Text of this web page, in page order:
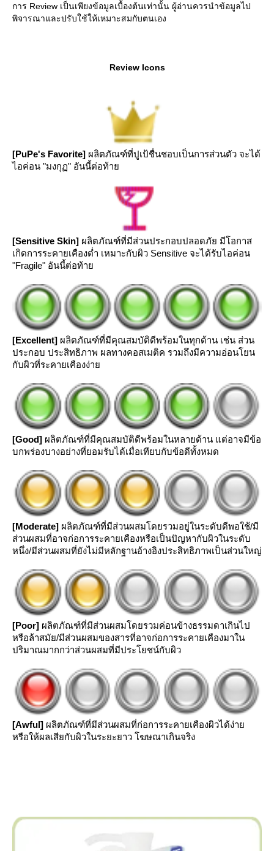
การ Review เป็นเพียงข้อมูลเบื้องต้นเท่านั้น ผู้อ่านควรนำข้อมูลไป
พิจารณาและปรับใช้ให้เหมาะสมกับตนเอง
Review Icons
[PuPe's Favorite] ผลิตภัณฑ์ที่ปูเป้ชื่นชอบเป็นการส่วนตัว จะได้
ไอค่อน "มงกุฏ" อันนี้ต่อท้า
[Sensitive Skin] ผลิตภัณฑ์ที่มีส่วนประกอบปลอดภัย มีโอกาส
เกิดการระคายเคืองต่ำ เหมาะกับผิว Sensitive จะได้รับไอค่อน
"Fragile" อันนี้ต่อท้า
[Excellent] ผลิตภัณฑ์ที่มีคุณสมบัติดีพร้อมในทุกด้าน เช่น ส่วน
ประกอบ ประสิทธิภาพ ผลทางคอสเมติค รวมถึงมีความอ่อนโยน
กับผิวที่ระคายเคืองง่า
[Good] ผลิตภัณฑ์ที่มีคุณสมบัติดีพร้อมในหลายด้าน แต่อาจมีข้อ
บกพร่องบางอย่างที่ยอมรับได้เมื่อเทียบกับข้อดีทั้งหมด
[Moderate] ผลิตภัณฑ์ที่มีส่วนผสมโดยรวมอยู่ในระดับดีพอใช้/มี
ส่วนผสมที่อาจก่อการระคายเคืองหรือเป็นปัญหากับผิวในระดับ
หนึ่ง/มีส่วนผสมที่ยังไม่มีหลักฐานอ้างอิงประสิทธิภาพเป็นส่วนใหญ่
[Poor] ผลิตภัณฑ์ที่มีส่วนผสมโดยรวมค่อนข้างธรรมดาเกินไป
หรือล้าสมัย/มีส่วนผสมของสารที่อาจก่อการระคายเคืองมาใน
ปริมาณมากกว่าส่วนผสมที่มีประโยชน์กับผิว
[Awful] ผลิตภัณฑ์ที่มีส่วนผสมที่ก่อการระคายเคืองผิวได้ง่า
หรือให้ผลเสียกับผิวในระยะยาว โฆษณาเกินจริง